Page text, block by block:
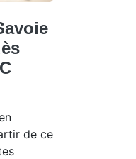
de ce